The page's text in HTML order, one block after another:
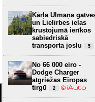
Kārļa Ulmaņa
un Lielirbes ielas
krustojumā ierīkos
sabiedriskā
transporta joslu
5
No 66 000 eiro -
Dodge Charger
atgriežas Eiropas
tirgū
2